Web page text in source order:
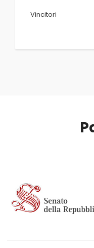
Vincitori